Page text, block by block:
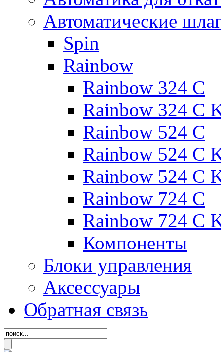
Автоматические
Spin
Rainbow
Rainbow 324 C
Rainbow 324 C
Rainbow 524 C
Rainbow 524 C
Rainbow 524 C
Rainbow 724 C
Rainbow 724 C
Компоненты
Блоки управления
Аксессуары
Обратная связь